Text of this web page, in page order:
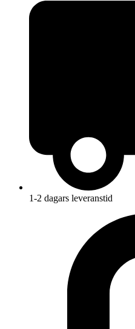
1-2 dagars leveranstid